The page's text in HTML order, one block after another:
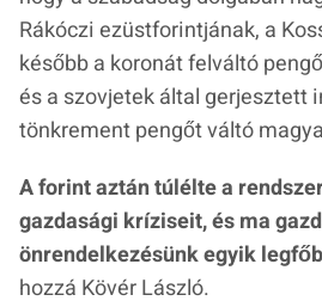
Rákóczi ezüstforintjának, a
később a koronát felváltó
és a szovjetek által gerjesztett
tönkrement pengőt váltó
A forint aztán túlélte a
gazdasági kríziseit, és ma
önrendelkezésünk egyik
hozzá Kövér László.